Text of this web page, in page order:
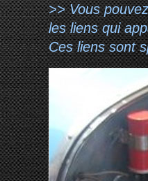
>> Vous
les liens qui
Ces liens sont